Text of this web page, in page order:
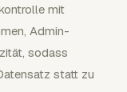
mit
Admin-
sodass
statt zu